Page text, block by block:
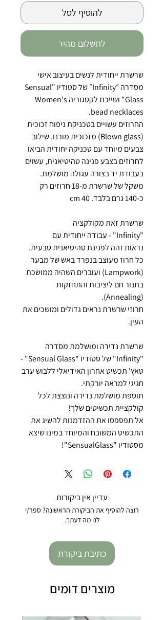
להוסיף לסל
לתשלום מהיר
שרשרת ייחודית לנשים בעיצוב אישי
מסדרה ״Infinity״ של סטודיו "Sensual
Glass" ושייכת לקטגוריה Women's
bead necklaces.
החרוזים עשויים בטכניקת ניפוח זכוכית
(Blown glass) מזכוכית מורנו. שילוב
צבעים מיוחד עם טכניקה יחודית הביאו
לחרוזים בצבע פנינה טהיטיאנית, עשוים
בעבודת יד בצורה עגולה מושלמת.
משקל של שרשרת מ-18 חרוזים רק
כ-140 גרם בלבד. 40 cm
שרשרת זאת מקולקציה
"Infinity" - עבודה ייחודית עם
נראות זהה לפנינת טהיטיאנית טבעית.
כל חרוז מעוצב בנפרד באש של מבער
(Lampwork) ועוברים השהיה ממושכת
בתנור חם ליציבות והתחזקות
(Annealing).
חרוזי שרשרת נראים גדולים ומושכים את
העין.
שרשרת נדירה ומושלמת מסדרה
"Infinity" של סטודיו "Sensual Glass" -
טאץ' תכשיט אחרון האידיאלי ללבוש ערב
חגיגי למראה יורקתי.
תוספת מושלמת נדירה ונוצצת לכל
קולקציית תכשיטים שלך!
אל תפספסו את ההזדמנות להשיג את
התכשיט המשובח והמיוחד במינו שיצא
מסטודיו "SensualGlass"!
עדיין אין ביקורות
רוצה להוסיף את הביקורת הראשונה? ספר/י
לנו מה דעתך.
כתיבת ביקורת
מוצרים דומים